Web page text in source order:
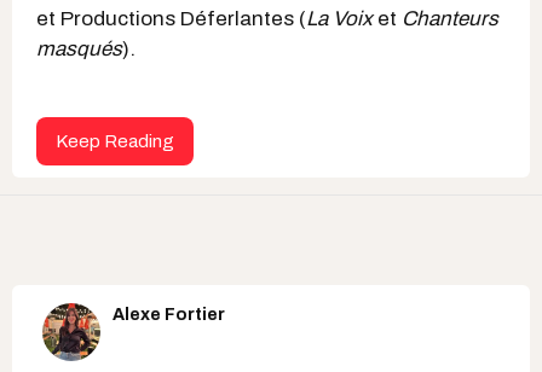
et Productions Déferlantes (La Voixet Chanteurs
masqués).
Keep Reading
Alexe Fortier